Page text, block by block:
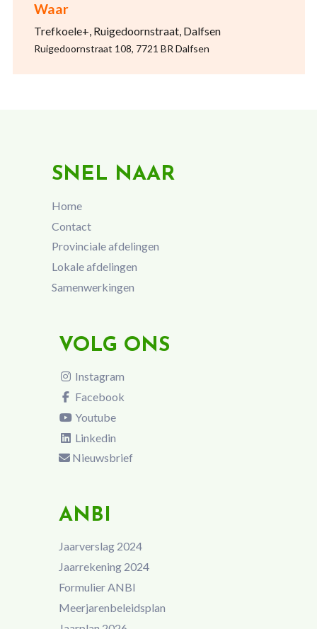
Waar
Trefkoele+, Ruigedoornstraat, Dalfsen
Ruigedoornstraat 108, 7721 BR Dalfsen
SNEL NAAR
Home
Contact
Provinciale afdelingen
Lokale afdelingen
Samenwerkingen
VOLG ONS
Instagram
Facebook
Youtube
Linkedin
Nieuwsbrief
ANBI
Jaarverslag 2024
Jaarrekening 2024
Formulier ANBI
Meerjarenbeleidsplan